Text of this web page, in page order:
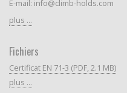
E-mail: info@climb-holds.com
plus ...
Fichiers
Certificat EN 71-3 (PDF, 2.1 MB)
plus ...